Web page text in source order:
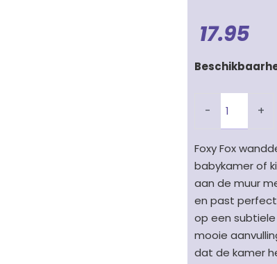
17.95
-
Tiamo
Vos
mintgroen/
-
40
cm
aantal
+
Foxy Fox
babykamer of
aan de muur
en past perfect
op een
mooie
dat de kamer